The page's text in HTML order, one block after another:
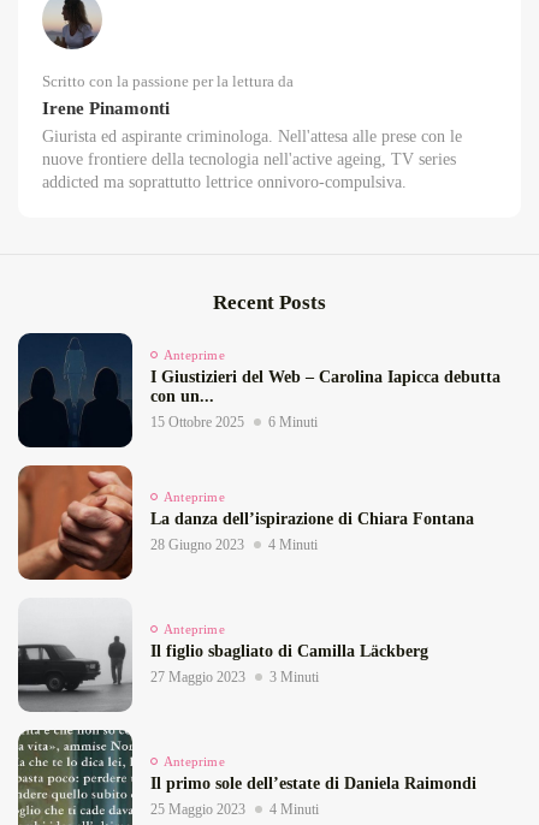
Scritto con la passione per la lettura da
Irene Pinamonti
Giurista ed aspirante criminologa. Nell'attesa alle prese con le
nuove frontiere della tecnologia nell'active ageing, TV series
addicted ma soprattutto lettrice onnivoro-compulsiva.
Recent Posts
Anteprime
I Giustizieri del Web – Carolina Iapicca debutta
con un...
15 Ottobre 2025 6 Minuti
Anteprime
La danza dell’ispirazione di Chiara Fontana
28 Giugno 2023 4 Minuti
Anteprime
Il figlio sbagliato di Camilla Läckberg
27 Maggio 2023 3 Minuti
Anteprime
Il primo sole dell’estate di Daniela Raimondi
25 Maggio 2023 4 Minuti